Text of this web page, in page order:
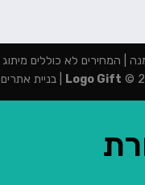
Logo Gift
|בניית אתרים